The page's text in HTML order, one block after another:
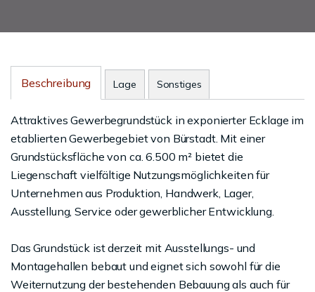
Beschreibung Lage Sonstiges
Attraktives Gewerbegrundstück in exponierter Ecklage im
etablierten Gewerbegebiet von Bürstadt. Mit einer
Grundstücksfläche von ca. 6.500 m² bietet die
Liegenschaft vielfältige Nutzungsmöglichkeiten für
Unternehmen aus Produktion, Handwerk, Lager,
Ausstellung, Service oder gewerblicher Entwicklung.
Das Grundstück ist derzeit mit Ausstellungs- und
Montagehallen bebaut und eignet sich sowohl für die
Weiternutzung der bestehenden Bebauung als auch für